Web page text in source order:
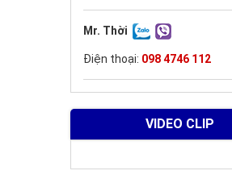
Mr. Thời
Điện thoại: 098 4746 112
VIDEO CLIP